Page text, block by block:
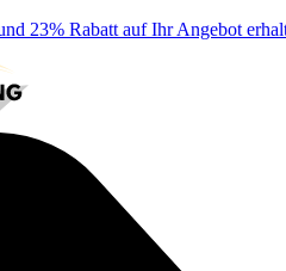
23% Rabatt auf Ihr Angebot